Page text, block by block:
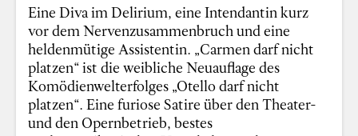
Eine Diva im Delirium, eine Intendantin kurz
vor dem Nervenzusammenbruch und eine
heldenmütige Assistentin. „Carmen darf nicht
platzen“ ist die weibliche Neuauflage des
Komödienwelterfolges „Otello darf nicht
platzen“. Eine furiose Satire über den Theater-
und den Opernbetrieb, bestes